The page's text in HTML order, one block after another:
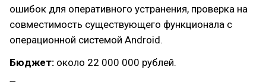
ошибок для оперативного устранения, проверка на
совместимость существующего функционала с
операционной системой Android.
Бюджет: около 22 000 000 рублей.